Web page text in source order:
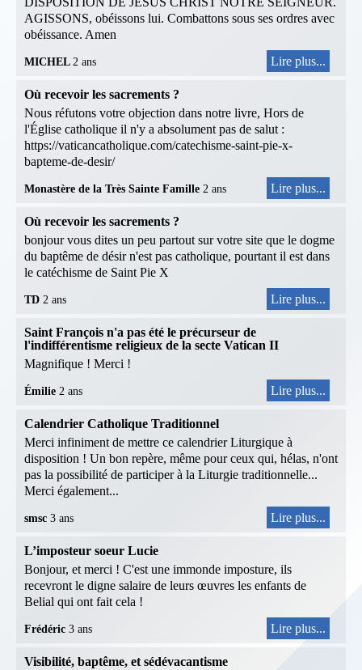
AGISSONS, obéissons lui. Combattons sous ses ordres avec
obéissance. Amen
MICHEL 2 ans Lire plus...
Où recevoir les sacrements ?
Nous réfutons votre objection dans notre livre, Hors de
l'Église catholique il n'y a absolument pas de salut :
https://vaticancatholique.com/catechisme-saint-pie-x-
bapteme-de-desir/
Monastère de la Très Sainte Famille 2 ans Lire plus...
Où recevoir les sacrements ?
bonjour vous dites un peu partout sur votre site que le dogme
du baptême de désir n'est pas catholique, pourtant il est dans
le catéchisme de Saint Pie X
TD 2 ans Lire plus...
Saint François n'a pas été le précurseur de
l'indifférentisme religieux de la secte Vatican II
Magnifique ! Merci !
Émilie 2 ans Lire plus...
Calendrier Catholique Traditionnel
Merci infiniment de mettre ce calendrier Liturgique à
disposition ! Un bon repère, même pour ceux qui, hélas, n'ont
pas la possibilité de participer à la Liturgie traditionnelle...
Merci également...
smsc 3 ans Lire plus...
L’imposteur soeur Lucie
Bonjour, et merci ! C'est une immonde imposture, ils
recevront le digne salaire de leurs œuvres les enfants de
Belial qui ont fait cela !
Frédéric 3 ans Lire plus...
Visibilité, baptême, et sédévacantisme